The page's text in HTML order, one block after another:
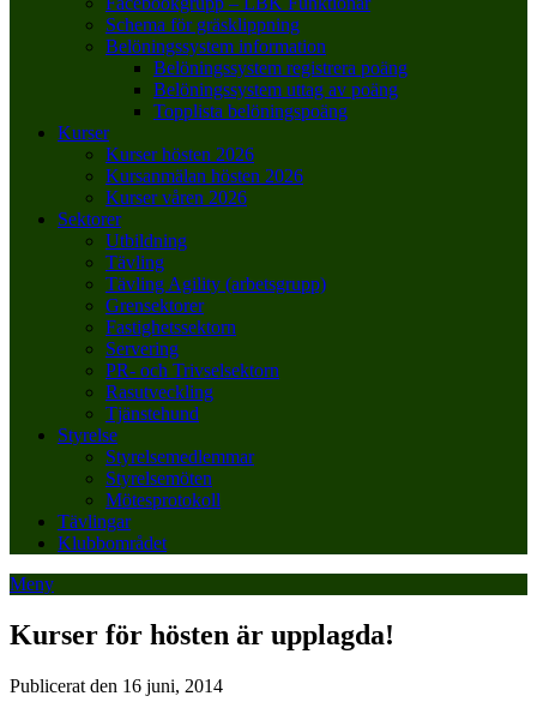
Schema för gräsklippning
Belöningssystem information
Belöningssystem registrera poäng
Belöningssystem uttag av poäng
Topplista belöningspoäng
Kurser
Kurser hösten 2026
Kursanmälan hösten 2026
Kurser våren 2026
Sektorer
Utbildning
Tävling
Tävling Agility (arbetsgrupp)
Grensektorer
Fastighetssektorn
Servering
PR- och Trivselsektorn
Rasutveckling
Tjänstehund
Styrelse
Styrelsemedlemmar
Styrelsemöten
Mötesprotokoll
Tävlingar
Klubbområdet
Meny
Kurser för hösten är upplagda!
Publicerat den 16 juni, 2014